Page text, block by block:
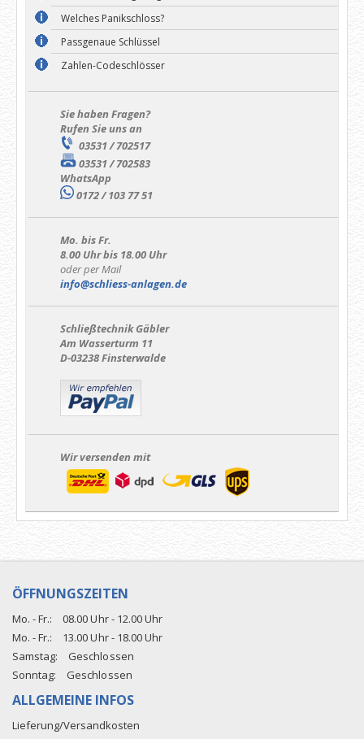
Welches Panikschloss?
Passgenaue Schlüssel
Zahlen-Codeschlösser
Sie haben Fragen?
Rufen Sie uns an
03531 / 702517
03531 / 702583
WhatsApp
0172 / 103 77 51
Mo. bis Fr.
8.00 Uhr bis 18.00 Uhr
oder per Mail
info@schliess-anlagen.de
Schließtechnik Gäbler
Am Wasserturm 11
D-03238 Finsterwalde
Wir versenden mit
ÖFFNUNGSZEITEN
Mo. - Fr.:
08.00 Uhr - 12.00 Uhr
Mo. - Fr.:
13.00 Uhr - 18.00 Uhr
Samstag:
Geschlossen
Sonntag:
Geschlossen
ALLGEMEINE INFOS
Lieferung/Versandkosten